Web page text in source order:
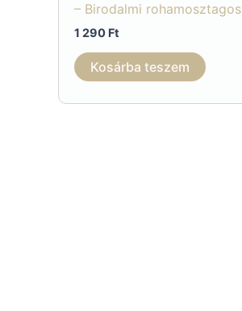
– Birodalmi rohamosztagos
1 290 Ft
Kosárba teszem